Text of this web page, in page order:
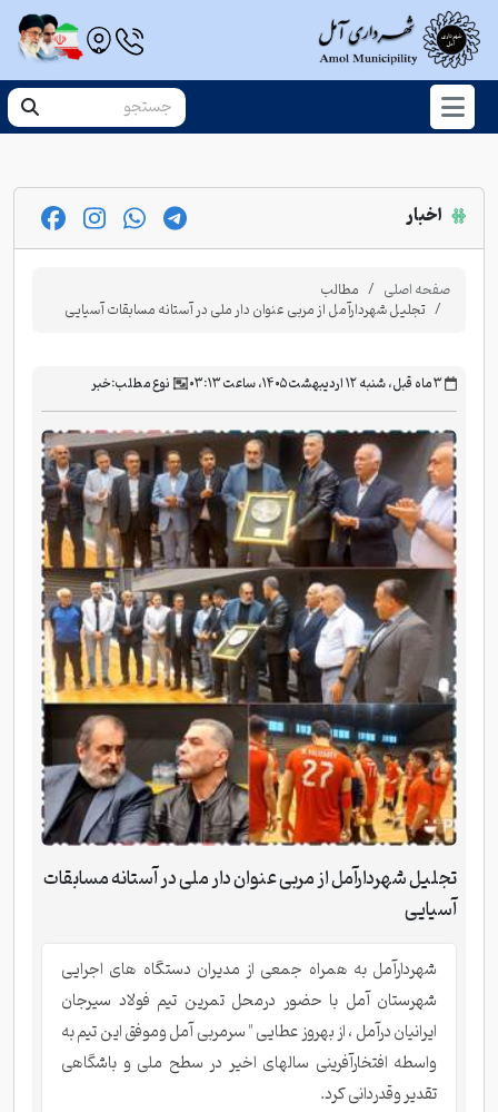
اخبار
صفحه اصلی مطالب
تجلیل شهردارآمل از مربی عنوان دار ملی در آستانه مسابقات آسیایی
‫۳ ماه قبل، شنبه ۱۲ اردیبهشت ۱۴۰۵، ساعت ۰۳:۱۳ نوع مطلب:خبر
تجلیل شهردارآمل از مربی عنوان دار ملی در آستانه مسابقات
آسیایی
شهردارآمل به همراه جمعی از مدیران دستگاه های اجرایی
شهرستان آمل با حضور درمحل تمرین تیم فولاد سیرجان
ایرانیان درآمل ، از بهروز عطایی " سرمربی آمل وموفق این تیم به
واسطه افتخارآفرینی سالهای اخیر در سطح ملی و باشگاهی
تقدیر وقدردانی کرد.